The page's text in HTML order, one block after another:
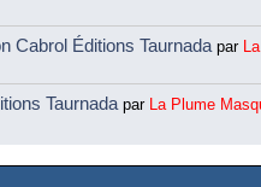
Cabrol Éditions Taurnada par
Taurnada par La Plume